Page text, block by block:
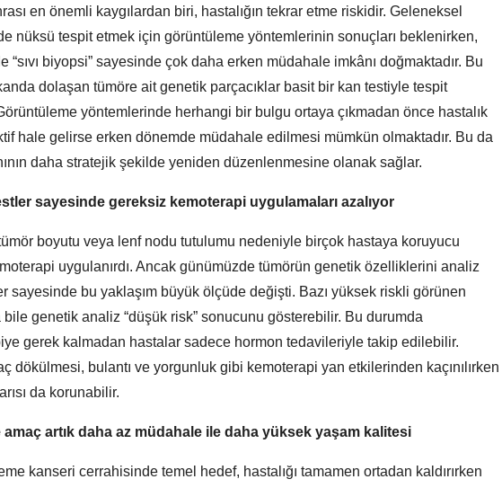
en önemli kaygılardan biri, hastalığın tekrar etme riskidir. Geleneksel
nüksü tespit etmek için görüntüleme yöntemlerinin sonuçları beklenirken,
“sıvı biyopsi” sayesinde çok daha erken müdahale imkânı doğmaktadır. Bu
dolaşan tümöre ait genetik parçacıklar basit bir kan testiyle tespit
yöntemlerinde herhangi bir bulgu ortaya çıkmadan önce hastalık
hale gelirse erken dönemde müdahale edilmesi mümkün olmaktadır. Bu da
daha stratejik şekilde yeniden düzenlenmesine olanak sağlar.
sayesinde gereksiz kemoterapi uygulamaları azalıyor
boyutu veya lenf nodu tutulumu nedeniyle birçok hastaya koruyucu
uygulanırdı. Ancak günümüzde tümörün genetik özelliklerini analiz
sayesinde bu yaklaşım büyük ölçüde değişti. Bazı yüksek riskli görünen
bile genetik analiz “düşük risk” sonucunu gösterebilir. Bu durumda
gerek kalmadan hastalar sadece hormon tedavileriyle takip edilebilir.
dökülmesi, bulantı ve yorgunluk gibi kemoterapi yan etkilerinden kaçınılırken
da korunabilir.
artık daha az müdahale ile daha yüksek yaşam kalitesi
kanseri cerrahisinde temel hedef, hastalığı tamamen ortadan kaldırırken